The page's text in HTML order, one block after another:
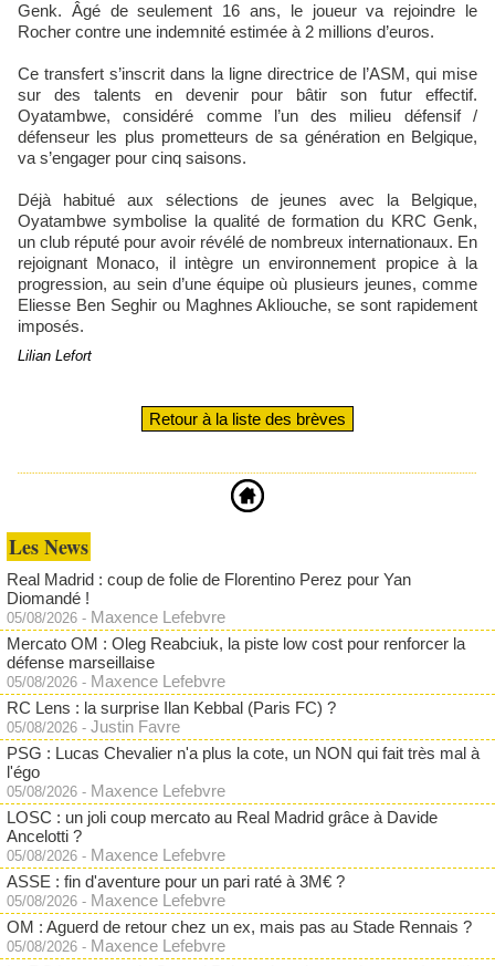
Genk. Âgé de seulement 16 ans, le joueur va rejoindre le
Rocher contre une indemnité estimée à 2 millions d’euros.
Ce transfert s’inscrit dans la ligne directrice de l’ASM, qui mise
sur des talents en devenir pour bâtir son futur effectif.
Oyatambwe, considéré comme l’un des milieu défensif /
défenseur les plus prometteurs de sa génération en Belgique,
va s’engager pour cinq saisons.
Déjà habitué aux sélections de jeunes avec la Belgique,
Oyatambwe symbolise la qualité de formation du KRC Genk,
un club réputé pour avoir révélé de nombreux internationaux. En
rejoignant Monaco, il intègre un environnement propice à la
progression, au sein d’une équipe où plusieurs jeunes, comme
Eliesse Ben Seghir ou Maghnes Akliouche, se sont rapidement
imposés.
Lilian Lefort
Retour à la liste des brèves
Les News
Real Madrid : coup de folie de Florentino Perez pour Yan
Diomandé !
05/08/2026 - Maxence Lefebvre
Mercato OM : Oleg Reabciuk, la piste low cost pour renforcer la
défense marseillaise
05/08/2026 - Maxence Lefebvre
RC Lens : la surprise Ilan Kebbal (Paris FC) ?
05/08/2026 - Justin Favre
PSG : Lucas Chevalier n'a plus la cote, un NON qui fait très mal à
l'égo
05/08/2026 - Maxence Lefebvre
LOSC : un joli coup mercato au Real Madrid grâce à Davide
Ancelotti ?
05/08/2026 - Maxence Lefebvre
ASSE : fin d'aventure pour un pari raté à 3M€ ?
05/08/2026 - Maxence Lefebvre
OM : Aguerd de retour chez un ex, mais pas au Stade Rennais ?
05/08/2026 - Maxence Lefebvre